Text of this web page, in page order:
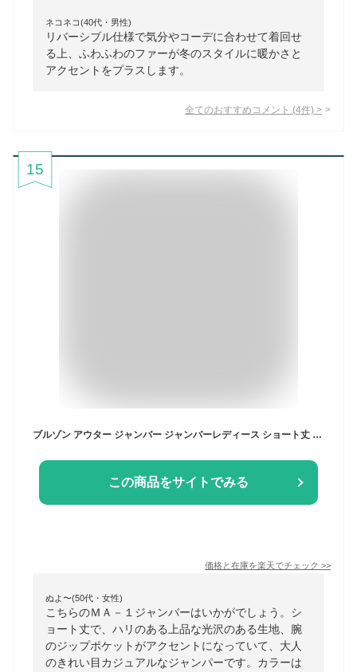
ネコネコ(40代・男性)
リバーシブル仕様で気分やコーデに合わせて着回せ
る上、ふわふわのファーが冬のスタイルに暖かさと
アクセントをプラスします。
全てのおすすめコメント (4件) >
15
ブルゾン アウター ジャンバー ジャンバーレディース ショート丈 ジャケット MA1 ゆったり 春秋冬 MA-1 大人 スタジャン 軽量 ミリタリー エムエーワン 30代 40代 50代 ゴルフ あったか コート 中綿 ナイロン ママ きれいめ カジュアル トレンド 防寒
この商品をサイトでみる
価格と在庫を楽天でチェック >>
ぬよ〜(50代・女性)
こちらのＭＡ－１ジャンバーはいかがでしょう。シ
ョート丈で、ハリのある上品な光沢のある生地、腕
のジップポケットがアクセントになっていて、大人
のきれい目カジュアルなジャンパーです。カラーは